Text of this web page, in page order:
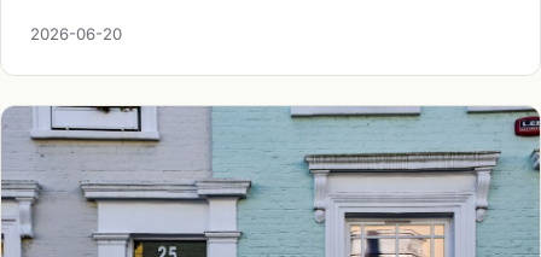
正式部署海外资产前建立清晰的认知框架。
2026-06-20